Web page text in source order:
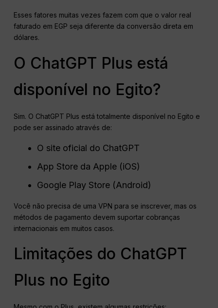
Esses fatores muitas vezes fazem com que o valor real
faturado em EGP seja diferente da conversão direta em
dólares.
O ChatGPT Plus está
disponível no Egito?
Sim. O ChatGPT Plus está totalmente disponível no Egito e
pode ser assinado através de:
O site oficial do ChatGPT
App Store da Apple (iOS)
Google Play Store (Android)
Você não precisa de uma VPN para se inscrever, mas os
métodos de pagamento devem suportar cobranças
internacionais em muitos casos.
Limitações do ChatGPT
Plus no Egito